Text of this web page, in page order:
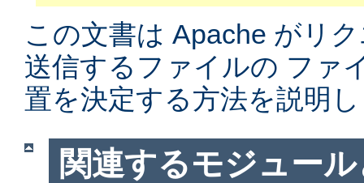
この文書は Apache がリ
送信するファイルの ファ
置を決定する方法を説明
関連するモジュー